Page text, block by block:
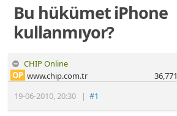
Bu hükümet iPhone
kullanmıyor?
CHIP Online
19-06-2010,20:30 |#1
OP www.chip.com.tr 36,771